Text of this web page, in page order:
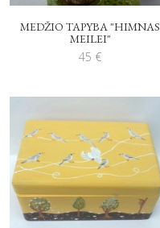
MEDŽIO TAPYBA "HIMNAS
MEILEI"
45 €